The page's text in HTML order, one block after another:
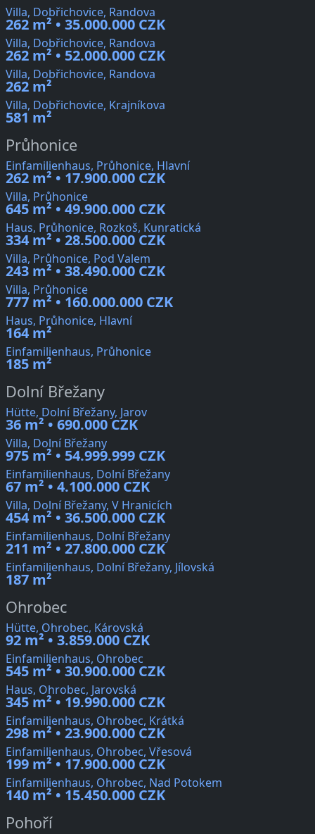
Villa, Dobřichovice, Randova
262 m² • 35.000.000 CZK
Villa, Dobřichovice, Randova
262 m² • 52.000.000 CZK
Villa, Dobřichovice, Randova
262 m²
Villa, Dobřichovice, Krajníkova
581 m²
Průhonice
Einfamilienhaus, Průhonice, Hlavní
262 m² • 17.900.000 CZK
Villa, Průhonice
645 m² • 49.900.000 CZK
Haus, Průhonice, Rozkoš, Kunratická
334 m² • 28.500.000 CZK
Villa, Průhonice, Pod Valem
243 m² • 38.490.000 CZK
Villa, Průhonice
777 m² • 160.000.000 CZK
Haus, Průhonice, Hlavní
164 m²
Einfamilienhaus, Průhonice
185 m²
Dolní Břežany
Hütte, Dolní Břežany, Jarov
36 m² • 690.000 CZK
Villa, Dolní Břežany
975 m² • 54.999.999 CZK
Einfamilienhaus, Dolní Břežany
67 m² • 4.100.000 CZK
Villa, Dolní Břežany, V Hranicích
454 m² • 36.500.000 CZK
Einfamilienhaus, Dolní Břežany
211 m² • 27.800.000 CZK
Einfamilienhaus, Dolní Břežany, Jílovská
187 m²
Ohrobec
Hütte, Ohrobec, Károvská
92 m² • 3.859.000 CZK
Einfamilienhaus, Ohrobec
545 m² • 30.900.000 CZK
Haus, Ohrobec, Jarovská
345 m² • 19.990.000 CZK
Einfamilienhaus, Ohrobec, Krátká
298 m² • 23.900.000 CZK
Einfamilienhaus, Ohrobec, Vřesová
199 m² • 17.900.000 CZK
Einfamilienhaus, Ohrobec, Nad Potokem
140 m² • 15.450.000 CZK
Pohoří